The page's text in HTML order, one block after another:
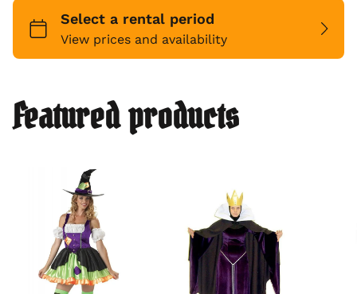
Cloud-basierte Vermietungssoftware für
Unternehmen jeder Größe.
4.8 (1,000+ )
Produkt
Miet-Backoffice
Apps/Integrationen
Stripe